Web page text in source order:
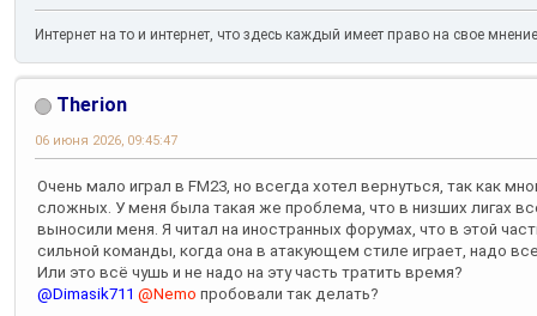
Интернет на то и интернет, что здесь каждый имеет право на свое
Therion
06 июня 2026, 09:45:47
Очень мало играл в FM23, но всегда хотел вернуться, так как
сложных. У меня была такая же проблема, что в низших лигах
выносили меня. Я читал на иностранных форумах, что в этой
сильной команды, когда она в атакующем стиле играет, надо
Или это всё чушь и не надо на эту часть тратить время?
@Dimasik711 @Nemo пробовали так делать?